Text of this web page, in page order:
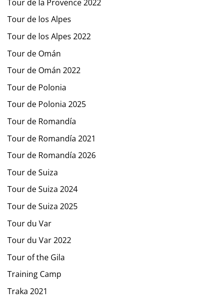
Tour de la Provence 2022
Tour de los Alpes
Tour de los Alpes 2022
Tour de Omán
Tour de Omán 2022
Tour de Polonia
Tour de Polonia 2025
Tour de Romandía
Tour de Romandía 2021
Tour de Romandía 2026
Tour de Suiza
Tour de Suiza 2024
Tour de Suiza 2025
Tour du Var
Tour du Var 2022
Tour of the Gila
Training Camp
Traka 2021